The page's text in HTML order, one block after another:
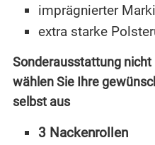
imprägnierter
extra starke
Sonderausstattung
wählen Sie Ihre
selbst aus
3 Nackenrollen